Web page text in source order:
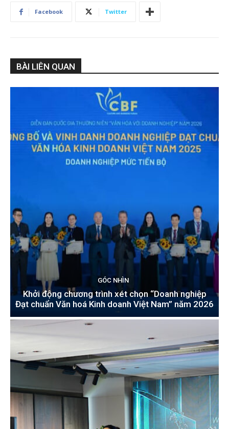
Facebook Twitter
BÀI LIÊN QUAN
GÓC NHÌN
Khởi động chương trình xét chọn “Doanh nghiệp
Đạt chuẩn Văn hoá Kinh doanh Việt Nam” năm 2026